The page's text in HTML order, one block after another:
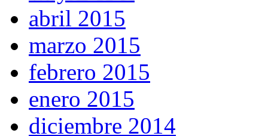
abril 2015
marzo 2015
febrero 2015
enero 2015
diciembre 2014